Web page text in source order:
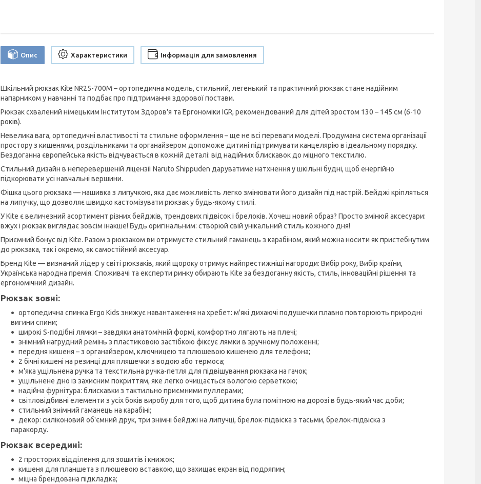
Опис Характеристики Інформація для замовлення
Шкільний рюкзак Kite NR25-700M – ортопедична модель, стильний, легенький та практичний рюкзак стане надійним
напарником у навчанні та подбає про підтримання здорової постави.
Рюкзак схвалений німецьким Інститутом Здоров'я та Ергономіки IGR, рекомендований для дітей зростом 130 – 145 см (6-10
років).
Невелика вага, ортопедичні властивості та стильне оформлення – ще не всі переваги моделі. Продумана система організації
простору з кишенями, роздільниками та органайзером допоможе дитині підтримувати канцелярію в ідеальному порядку.
Бездоганна європейська якість відчувається в кожній деталі: від надійних блискавок до міцного текстилю.
Стильний дизайн в неперевершеній ліцензії Naruto Shippuden даруватиме натхнення у шкільні будні, щоб енергійно
підкорювати усі навчальні вершини.
Фішка цього рюкзака — нашивка з липучкою, яка дає можливість легко змінювати його дизайн під настрій. Бейджі кріпляться
на липучку, що дозволяє швидко кастомізувати рюкзак у будь-якому стилі.
У Kite є величезний асортимент різних бейджів, трендових підвісок і брелоків. Хочеш новий образ? Просто змінюй аксесуари:
вжух і рюкзак виглядає зовсім інакше! Будь оригінальним: створюй свій унікальний стиль кожного дня!
Приємний бонус від Kite. Разом з рюкзаком ви отримуєте стильний гаманець з карабіном, який можна носити як пристебнутим
до рюкзака, так і окремо, як самостійний аксесуар.
Бренд Kite — визнаний лідер у світі рюкзаків, який щороку отримує найпрестижніші нагороди: Вибір року, Вибір країни,
Українська народна премія. Споживачі та експерти ринку обирають Kite за бездоганну якість, стиль, інноваційні рішення та
ергономічний дизайн.
Рюкзак зовні:
ортопедична спинка Ergo Kids знижує навантаження на хребет: м'які дихаючі подушечки плавно повторюють природні
вигини спини;
широкі S-подібні лямки – завдяки анатомічній формі, комфортно лягають на плечі;
знімний нагрудний ремінь з пластиковою застібкою фіксує лямки в зручному положенні;
передня кишеня – з органайзером, ключницею та плюшевою кишенею для телефона;
2 бічні кишені на резинці для пляшечки з водою або термоса;
м'яка ущільнена ручка та текстильна ручка-петля для підвішування рюкзака на гачок;
ущільнене дно із захисним покриттям, яке легко очищається вологою серветкою;
надійна фурнітура: блискавки з тактильно приємними пуллерами;
світловідбивні елементи з усіх боків виробу для того, щоб дитина була помітною на дорозі в будь-який час доби;
стильний знімний гаманець на карабіні;
декор: силіконовий об'ємний друк, три знімні бейджі на липучці, брелок-підвіска з тасьми, брелок-підвіска з
паракорду.
Рюкзак всередині:
2 просторих відділення для зошитів і книжок;
кишеня для планшета з плюшевою вставкою, що захищає екран від подряпин;
міцна брендована підкладка;